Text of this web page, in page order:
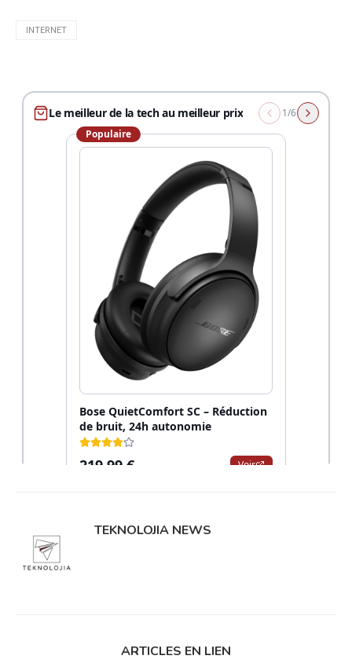
INTERNET
TEKNOLOJIA NEWS
ARTICLES EN LIEN